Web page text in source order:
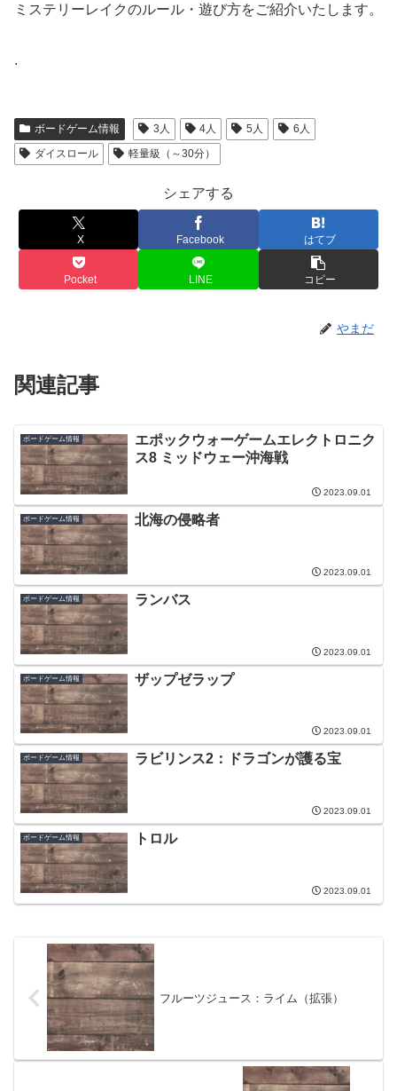
ミステリーレイクのルール・遊び方をご紹介いたします。
.
ボードゲーム情報 3人 4人 5人
6人
ダイスロール
軽量級（～30分）
シェアする
X Facebook はてブ
Pocket LINE コピー
やまだ
関連記事
ボードゲーム情報
エポックウォーゲームエレクトロニク
ス8 ミッドウェー沖海戦
2023.09.01
ボードゲーム情報 北海の侵略者
2023.09.01
ボードゲーム情報 ランバス
2023.09.01
ボードゲーム情報 ザップゼラップ
2023.09.01
ボードゲーム情報 ラビリンス2：ドラゴンが護る宝
2023.09.01
ボードゲーム情報 トロル
2023.09.01
フルーツジュース：ライム（拡張）